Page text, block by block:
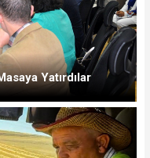
Yatırdılar